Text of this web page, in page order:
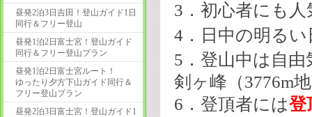
昼発2泊3日吉田！登山ガイド1日
同行＆フリー登山
昼発1泊2日富士宮！登山ガイド
同行＆フリー登山プラン
昼発1泊2日富士宮ルート！
ゆったり夕方下山ガイド同行＆
フリー登山プラン
昼発2泊3日富士宮！登山ガイド1
3．初心者にも人
4．日中の明る
5．登山中は 自由
剣ヶ峰（3776m
6．登頂者には登